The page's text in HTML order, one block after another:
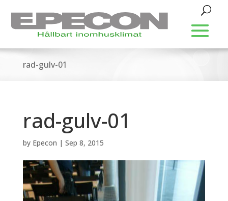
rad-gulv-01
rad-gulv-01
by Epecon | Sep 8, 2015